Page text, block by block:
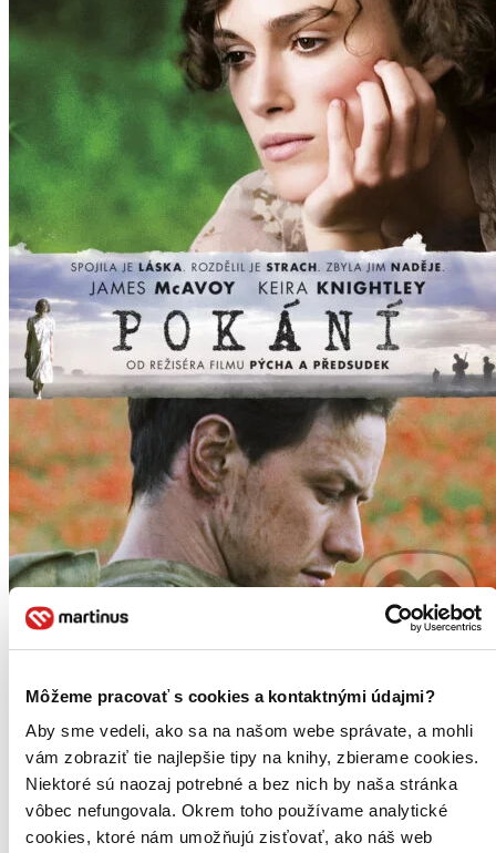
Môžeme pracovať s cookies a kontaktnými údajmi?
Aby sme vedeli, ako sa na našom webe správate, a mohli
vám zobraziť tie najlepšie tipy na knihy, zbierame cookies.
Niektoré sú naozaj potrebné a bez nich by naša stránka
vôbec nefungovala. Okrem toho používame analytické
cookies, ktoré nám umožňujú zisťovať, ako náš web
Pokání
James McAvoy
Romola Garai
Saoirse Ronan
Vanessa Redgrave